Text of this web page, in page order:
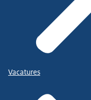
Vacatures